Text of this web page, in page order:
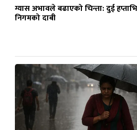
ग्यास अभावले बढाएको चिन्ता: दुई
निगमको दाबी